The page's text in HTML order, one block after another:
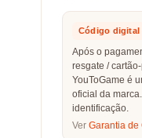
Código digital
Após o
resgate /
YouToGame é
oficial da
identificação.
Ver Garantia de